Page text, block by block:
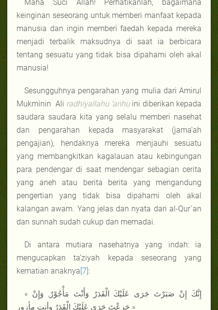
Maha Suci Allah! Perhatikanlah, bagaimana
keinginan seseorang untuk memberi manfaat kepada
manusia dan ingin memberi faedah kepada mereka
menjadi terbalik maksudnya di saat ia berbicara
tentang sesuatu yang tidak bisa dipahami oleh akal
manusia!
Sesungguhnya pengarahan yang mulia dari Amirul
Mukminin Ali radhiyallahu ‘anhuini diberikan kepada
saudara saudara kita yang selalu memberi nasehat
dan pengarahan kepada masyarakat (jama’ah
pengajian), hendaknya mereka menjauhi sesuatu
yang membangkitkan kagalauan atau kebingungan
para pendengar di saat mendengar sebagian cerita
yang aneh atau berita berita yang mengandung
pengertian yang tidak bisa dipahami oleh akal
kalangan awam. Yang jelas dan nyata dari al-Qur`an
dan sunnah sudah cukup dan memadai.
Di antara mutiara nasehatnya yang indah: ia
mengucapkan ta’ziyah kepada seseorang yang
kematian anaknya[7]:
« إِنَّكَ إِنْ صَبَرْتَ جَرَى عَلَيْكَ الْقَدَرُ وَأَنْتَ مَأْجُوْرٌ, وَإِنْ
جَزعْتَ جَرَى عَلَيْكَ الْقَدَرُ وأنت مأزور »